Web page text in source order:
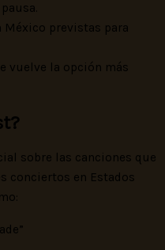
México previstas para
vuelve la opción más
sobre las canciones que
conciertos en Estados